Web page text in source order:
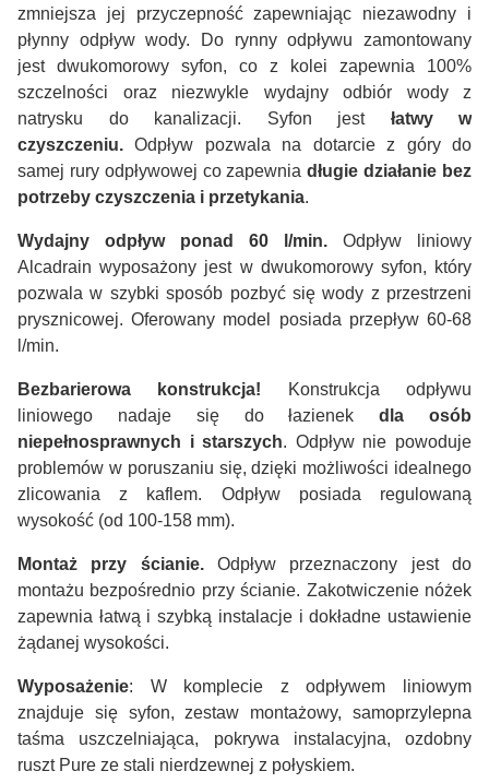
zmniejsza jej przyczepność zapewniając niezawodny i
płynny odpływ wody. Do rynny odpływu zamontowany
jest dwukomorowy syfon, co z kolei zapewnia 100%
szczelności oraz niezwykle wydajny odbiór wody z
natrysku do kanalizacji. Syfon jest łatwy w
czyszczeniu.Odpływ pozwala na dotarcie z góry do
samej rury odpływowej co zapewniadługie działanie bez
potrzeby czyszczenia i przetykania.
Wydajny odpływ ponad 60 l/min. Odpływ liniowy
Alcadrain wyposażony jest w dwukomorowy syfon, który
pozwala w szybki sposób pozbyć się wody z przestrzeni
prysznicowej. Oferowany model posiada przepływ 60-68
l/min.
Bezbarierowa konstrukcja! Konstrukcja odpływu
liniowego nadaje się do łazienekdla osób
niepełnosprawnych i starszych. Odpływ nie powoduje
problemów w poruszaniu się, dzięki możliwości idealnego
zlicowania z kaflem. Odpływ posiada regulowaną
wysokość (od 100-158 mm).
Montaż przy ścianie. Odpływ przeznaczony jest do
montażu bezpośrednio przy ścianie. Zakotwiczenie nóżek
zapewnia łatwą i szybką instalacje i dokładne ustawienie
żądanej wysokości.
Wyposażenie: W komplecie z odpływem liniowym
znajduje się syfon, zestaw montażowy, samoprzylepna
taśma uszczelniająca, pokrywa instalacyjna, ozdobny
ruszt Pure ze stali nierdzewnej z połyskiem.